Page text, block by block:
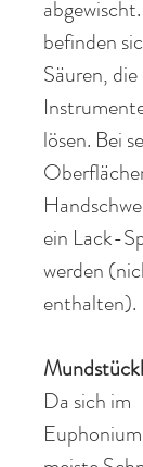
befinden
Säuren,
lösen. Bei
ein Lack-
werden
enthalten).
Da sich im